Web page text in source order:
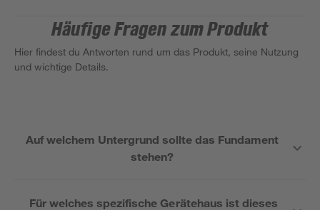
Häufige Fragen zum Produkt
Hier findest du Antworten rund um das Produkt, seine Nutzung
und wichtige Details.
Auf welchem Untergrund sollte das Fundament
stehen?
Für welches spezifische Gerätehaus ist dieses